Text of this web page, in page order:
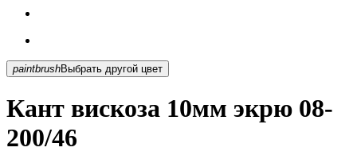
paintbrush Выбрать другой цвет
Кант вискоза 10мм экрю 08-
200/46